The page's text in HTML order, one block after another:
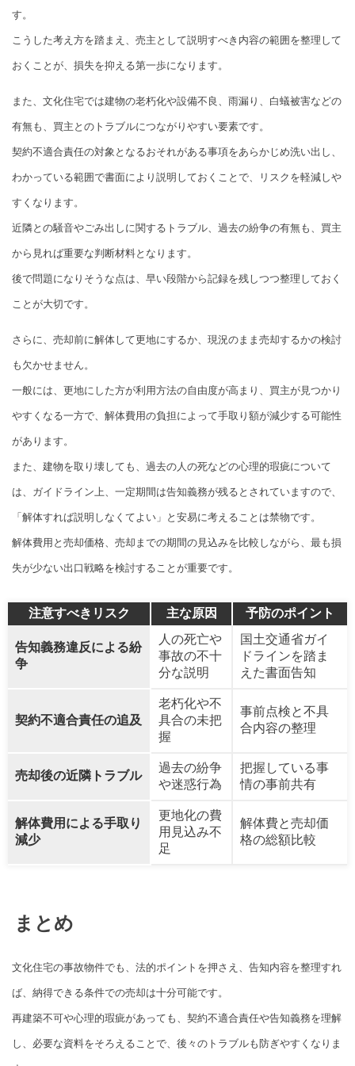
す。
こうした考え方を踏まえ、売主として説明すべき内容の範囲を整理して
おくことが、損失を抑える第一歩になります。
また、文化住宅では建物の老朽化や設備不良、雨漏り、白蟻被害などの
有無も、買主とのトラブルにつながりやすい要素です。
契約不適合責任の対象となるおそれがある事項をあらかじめ洗い出し、
わかっている範囲で書面により説明しておくことで、リスクを軽減しや
すくなります。
近隣との騒音やごみ出しに関するトラブル、過去の紛争の有無も、買主
から見れば重要な判断材料となります。
後で問題になりそうな点は、早い段階から記録を残しつつ整理しておく
ことが大切です。
さらに、売却前に解体して更地にするか、現況のまま売却するかの検討
も欠かせません。
一般には、更地にした方が利用方法の自由度が高まり、買主が見つかり
やすくなる一方で、解体費用の負担によって手取り額が減少する可能性
があります。
また、建物を取り壊しても、過去の人の死などの心理的瑕疵について
は、ガイドライン上、一定期間は告知義務が残るとされていますので、
「解体すれば説明しなくてよい」と安易に考えることは禁物です。
解体費用と売却価格、売却までの期間の見込みを比較しながら、最も損
失が少ない出口戦略を検討することが重要です。
注意すべきリスク 主な原因 予防のポイント
告知義務違反による紛
争
人の死亡や
事故の不十
分な説明
国土交通省ガイ
ドラインを踏ま
えた書面告知
契約不適合責任の追及
老朽化や不
具合の未把
握
事前点検と不具
合内容の整理
売却後の近隣トラブル
過去の紛争
や迷惑行為
把握している事
情の事前共有
解体費用による手取り
減少
更地化の費
用見込み不
足
解体費と売却価
格の総額比較
まとめ
文化住宅の事故物件でも、法的ポイントを押さえ、告知内容を整理すれ
ば、納得できる条件での売却は十分可能です。
再建築不可や心理的瑕疵があっても、契約不適合責任や告知義務を理解
し、必要な資料をそろえることで、後々のトラブルも防ぎやすくなりま